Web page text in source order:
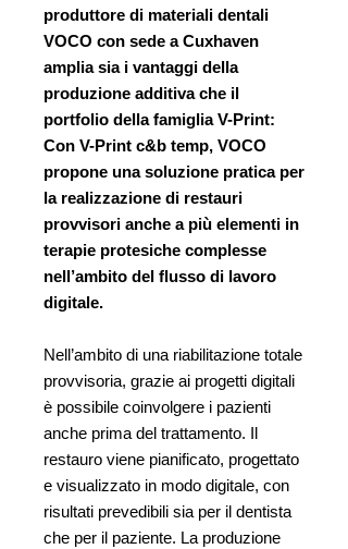
produttore di materiali dentali
VOCO con sede a Cuxhaven
amplia sia i vantaggi della
produzione additiva che il
portfolio della famiglia V-Print:
Con V-Print c&b temp, VOCO
propone una soluzione pratica per
la realizzazione di restauri
provvisori anche a più elementi in
terapie protesiche complesse
nell’ambito del flusso di lavoro
digitale.
Nell’ambito di una riabilitazione totale
provvisoria, grazie ai progetti digitali
è possibile coinvolgere i pazienti
anche prima del trattamento. Il
restauro viene pianificato, progettato
e visualizzato in modo digitale, con
risultati prevedibili sia per il dentista
che per il paziente. La produzione